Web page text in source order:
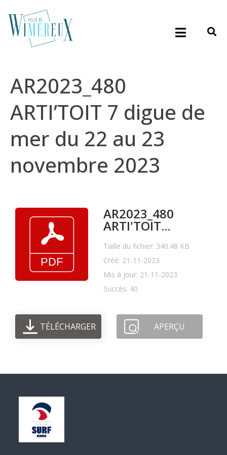
AR2023_480
ARTI’TOIT 7 digue de
mer du 22 au 23
novembre 2023
AR2023_480
ARTI'TOIT...
Taille du fichier: 340.48 KB
Créé: 21-11-2023
Mis à jour: 21-11-2023
Succès: 40
TÉLÉCHARGER APERÇU